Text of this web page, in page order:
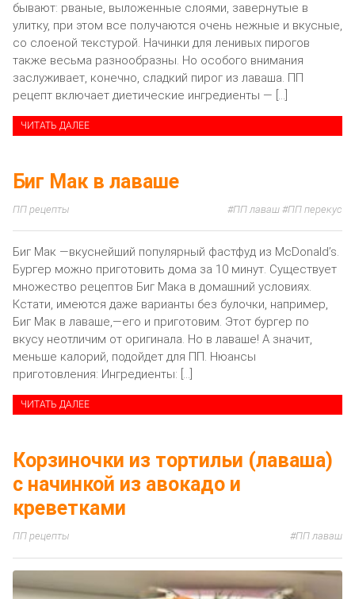
бывают: рваные, выложенные слоями, завернутые в
улитку, при этом все получаются очень нежные и вкусные,
со слоеной текстурой. Начинки для ленивых пирогов
также весьма разнообразны. Но особого внимания
заслуживает, конечно, сладкий пирог из лаваша. ПП
рецепт включает диетические ингредиенты — […]
ЧИТАТЬ ДАЛЕЕ
Биг Мак в лаваше
ПП рецепты ПП лаваш ПП перекус
Биг Мак —вкуснейший популярный фастфуд из McDonald’s.
Бургер можно приготовить дома за 10 минут. Существует
множество рецептов Биг Мака в домашний условиях.
Кстати, имеются даже варианты без булочки, например,
Биг Мак в лаваше,—его и приготовим. Этот бургер по
вкусу неотличим от оригинала. Но в лаваше! А значит,
меньше калорий, подойдет для ПП. Нюансы
приготовления: Ингредиенты: […]
ЧИТАТЬ ДАЛЕЕ
Корзиночки из тортильи (лаваша)
с начинкой из авокадо и
креветками
ПП рецепты ПП лаваш